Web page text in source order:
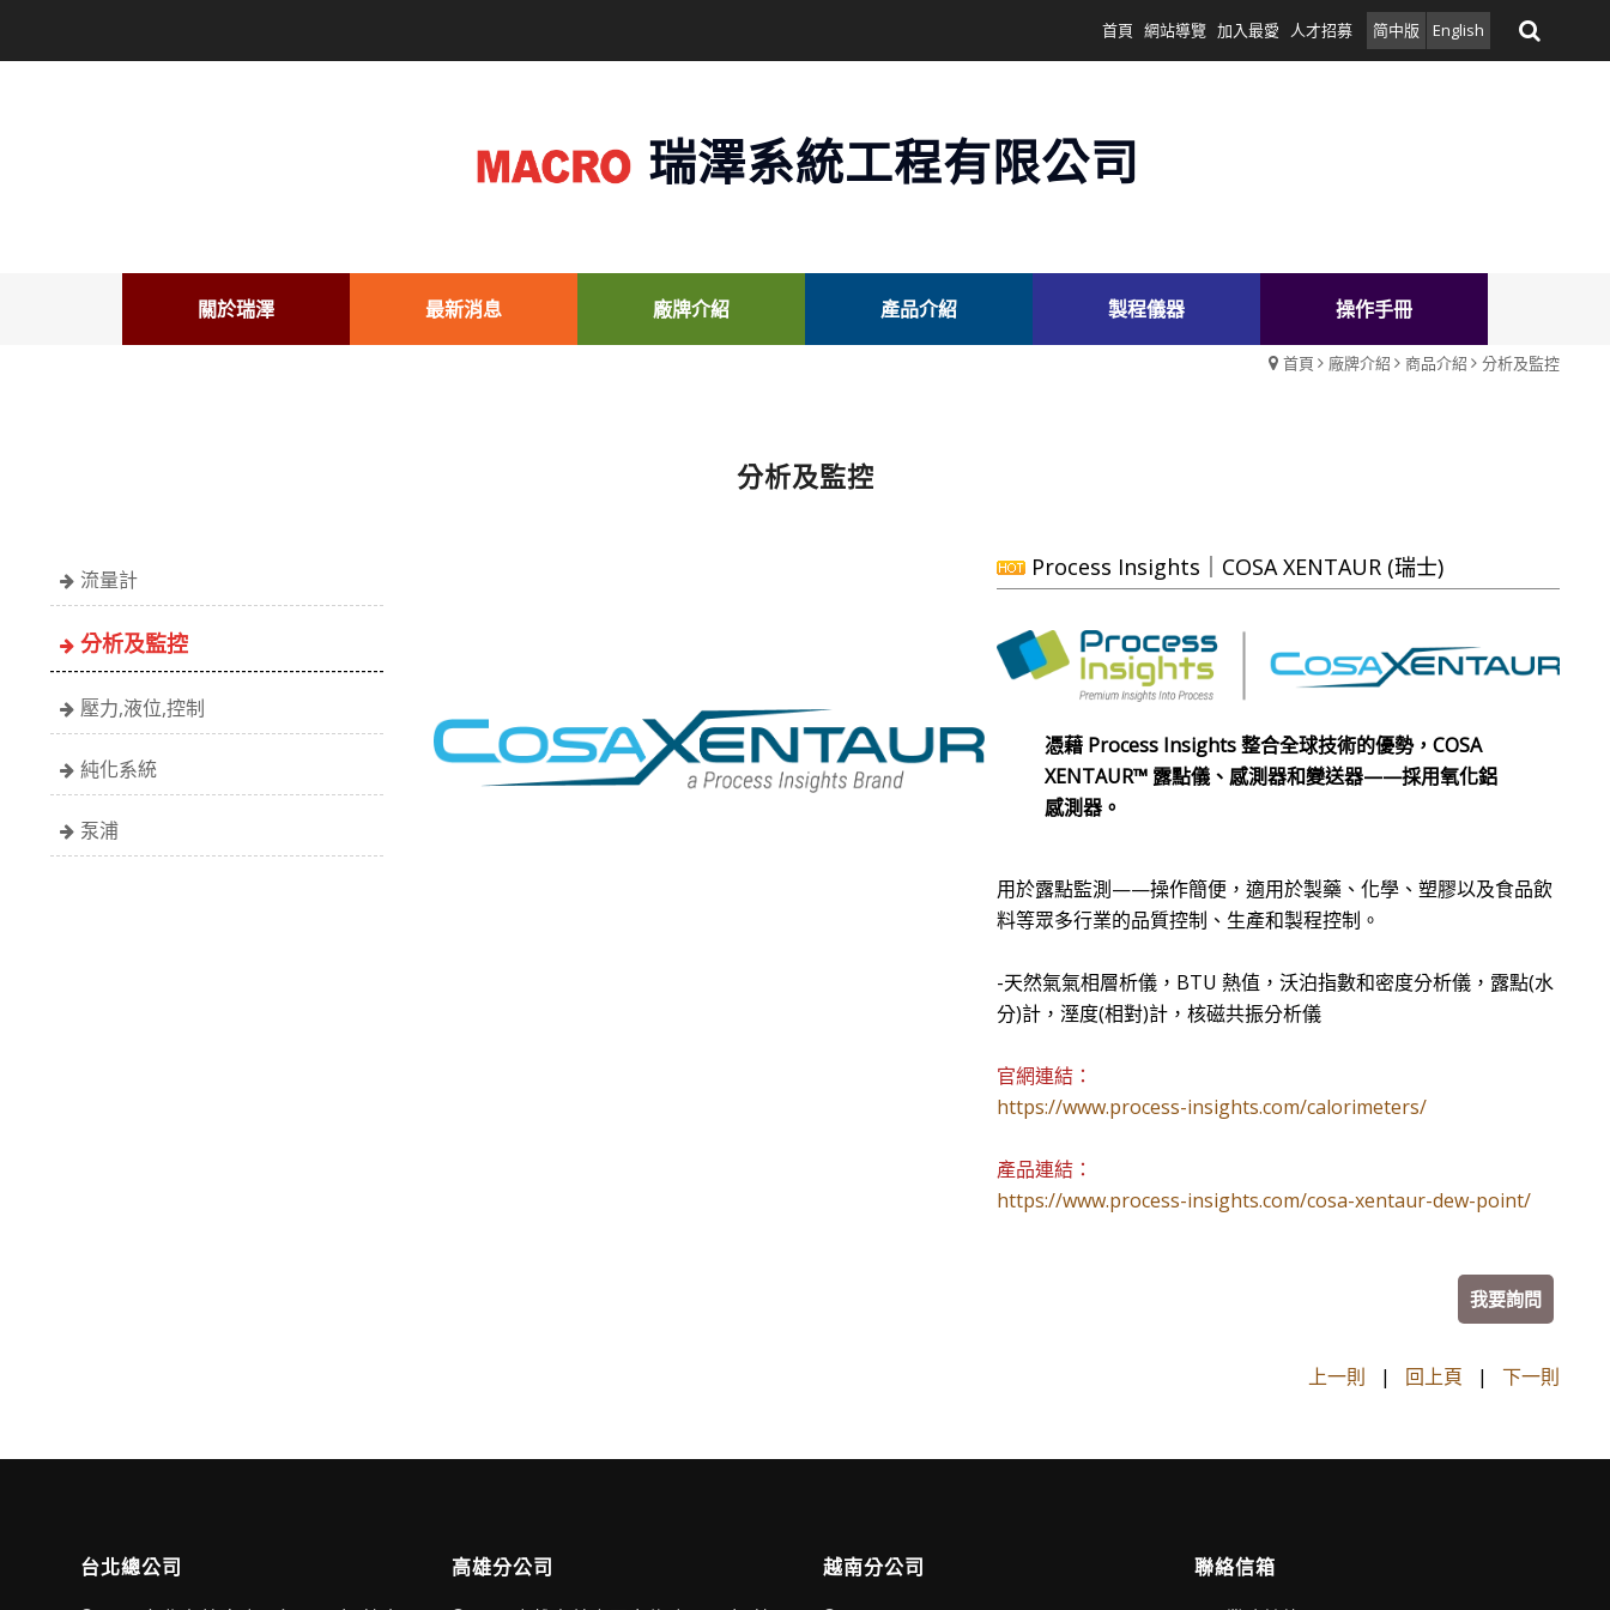
首頁 網站導覽 加入最愛 人才招募 简中版 English
瑞澤系統工程有限公司
關於瑞澤 最新消息 廠牌介紹 產品介紹 製程儀器 操作手冊
首頁 廠牌介紹 商品介紹 分析及監控
分析及監控
流量計
分析及監控
壓力,液位,控制
純化系統
泵浦
Process Insights｜COSA XENTAUR (瑞士)
憑藉 Process Insights 整合全球技術的優勢，COSA
XENTAUR™ 露點儀、感測器和變送器——採用氧化鋁
感測器。
用於露點監測——操作簡便，適用於製藥、化學、塑膠以及食品飲
料等眾多行業的品質控制、生產和製程控制。
-天然氣氣相層析儀，BTU 熱值，沃泊指數和密度分析儀，露點(水
分)計，溼度(相對)計，核磁共振分析儀
官網連結：
https://www.process-insights.com/calorimeters/
產品連結：
https://www.process-insights.com/cosa-xentaur-dew-point/
我要詢問
上一則 | 回上頁 | 下一則
台北總公司 高雄分公司 越南分公司 聯絡信箱